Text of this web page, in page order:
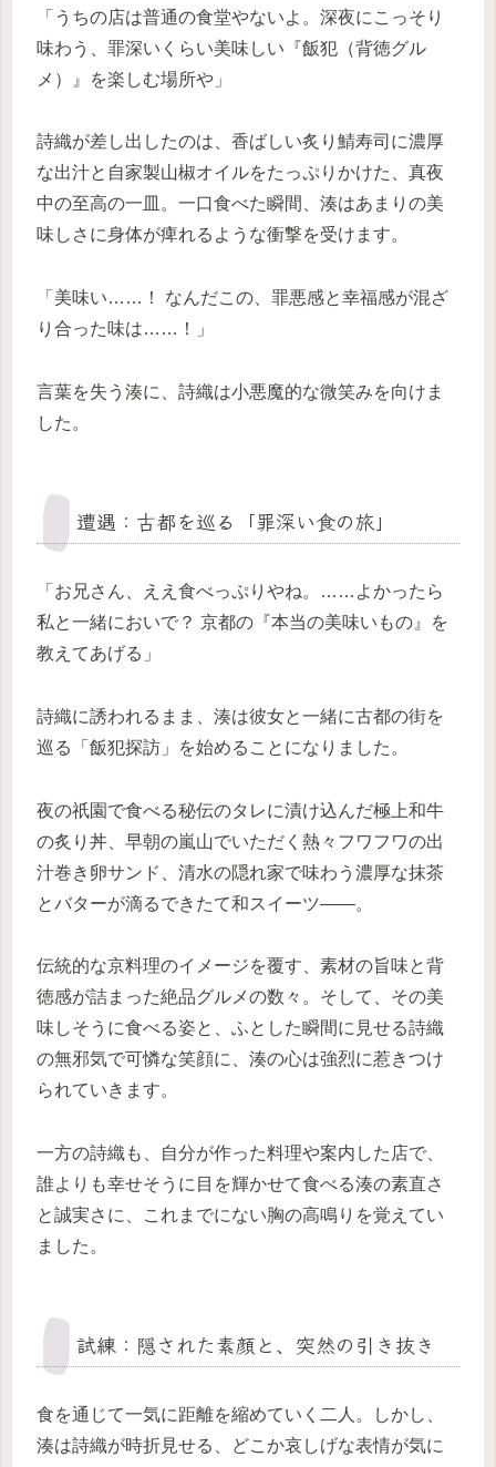
「うちの店は普通の食堂やないよ。深夜にこっそり
味わう、罪深いくらい美味しい『飯犯（背徳グル
メ）』を楽しむ場所や」
詩織が差し出したのは、香ばしい炙り鯖寿司に濃厚
な出汁と自家製山椒オイルをたっぷりかけた、真夜
中の至高の一皿。一口食べた瞬間、湊はあまりの美
味しさに身体が痺れるような衝撃を受けます。
「美味い……！ なんだこの、罪悪感と幸福感が混ざ
り合った味は……！」
言葉を失う湊に、詩織は小悪魔的な微笑みを向けま
した。
遭遇：古都を巡る「罪深い食の旅」
「お兄さん、ええ食べっぷりやね。……よかったら
私と一緒においで？ 京都の『本当の美味いもの』を
教えてあげる」
詩織に誘われるまま、湊は彼女と一緒に古都の街を
巡る「飯犯探訪」を始めることになりました。
夜の祇園で食べる秘伝のタレに漬け込んだ極上和牛
の炙り丼、早朝の嵐山でいただく熱々フワフワの出
汁巻き卵サンド、清水の隠れ家で味わう濃厚な抹茶
とバターが滴るできたて和スイーツ――。
伝統的な京料理のイメージを覆す、素材の旨味と背
徳感が詰まった絶品グルメの数々。そして、その美
味しそうに食べる姿と、ふとした瞬間に見せる詩織
の無邪気で可憐な笑顔に、湊の心は強烈に惹きつけ
られていきます。
一方の詩織も、自分が作った料理や案内した店で、
誰よりも幸せそうに目を輝かせて食べる湊の素直さ
と誠実さに、これまでにない胸の高鳴りを覚えてい
ました。
試練：隠された素顔と、突然の引き抜き
食を通じて一気に距離を縮めていく二人。しかし、
湊は詩織が時折見せる、どこか哀しげな表情が気に